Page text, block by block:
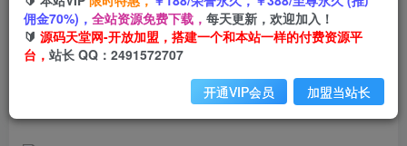
魔方-万相台（41节视频课）
小码
661 197
佣金70%)， 全站资源免费下载， 每天更新，欢迎加入！
🔰 源码天堂网-开放加盟，搭建一个和本站一样的付费资源平
台， 站长 QQ：2491572707
开通VIP会员 加盟当站长